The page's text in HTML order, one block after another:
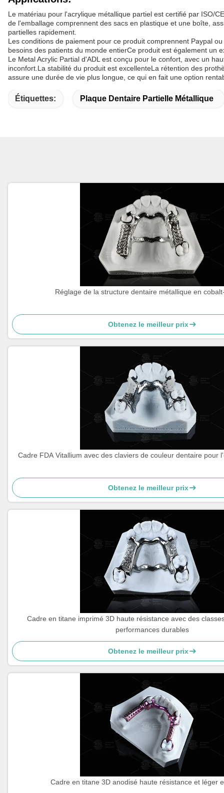
Le matériau pour l'acrylique métallique partiel est certifié par ISO/
de l'emballage comprennent des sacs en plastique et une boîte,
partielles rapidement.
Les conditions de paiement pour ce produit comprennent Paypal
besoins des patients du monde entierCe produit est également un
Le Metal Acrylic Partial d'ADL est conçu pour le confort, avec un
inconfort.La stabilité du produit est excellenteLa rétention des
assure une durée de vie plus longue, ce qui en fait une option
Étiquettes: Plaque Dentaire Partielle Métallique
Réglage de la structure dentaire métallique en
Obtenez le meilleur prix
Cadre FDA Vitallium avec des claviers de couleur dentaire pour
Obtenez le meilleur prix
Cadre en titane imprimé 3D haute résistance avec des
performances durables
Obtenez le meilleur prix
Cadre en titane 3D anodisé haute résistance et léger